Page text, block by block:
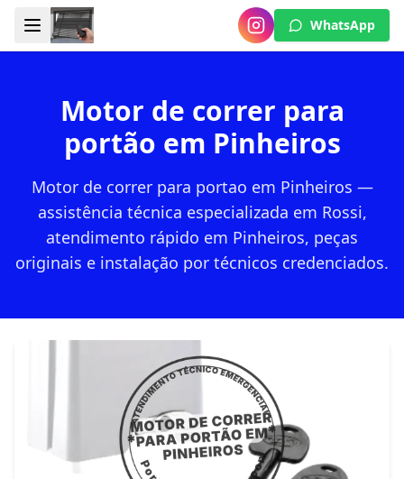
WhatsApp
Motor de correr para
portão em Pinheiros
Motor de correr para portao em Pinheiros —
assistência técnica especializada em Rossi,
atendimento rápido em Pinheiros, peças
originais e instalação por técnicos credenciados.